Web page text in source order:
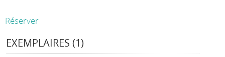
Réserver
EXEMPLAIRES (1)